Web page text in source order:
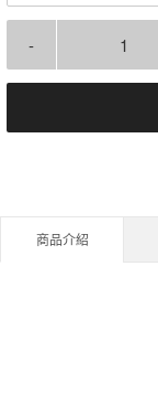
-
商品介紹